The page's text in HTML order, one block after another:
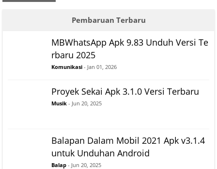
Pembaruan Terbaru
MBWhatsApp Apk 9.83 Unduh Versi Te
rbaru 2025
Komunikasi - Jan 01, 2026
Proyek Sekai Apk 3.1.0 Versi Terbaru
Musik - Jun 20, 2025
Balapan Dalam Mobil 2021 Apk v3.1.4
untuk Unduhan Android
Balap - Jun 20, 2025